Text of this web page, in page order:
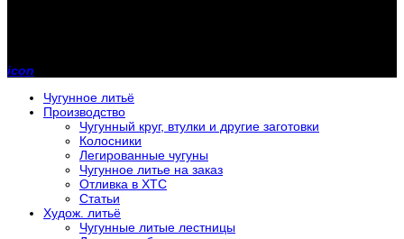
icon
Чугунное литьё
Производство
Чугунный круг, втулки и другие заготовки
Колосники
Легированные чугуны
Чугунное литье на заказ
Отливка в ХТС
Статьи
Худож. литьё
Чугунные литые лестницы